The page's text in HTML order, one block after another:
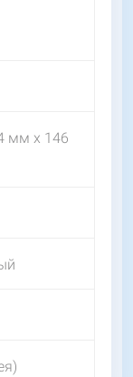
мм х 146